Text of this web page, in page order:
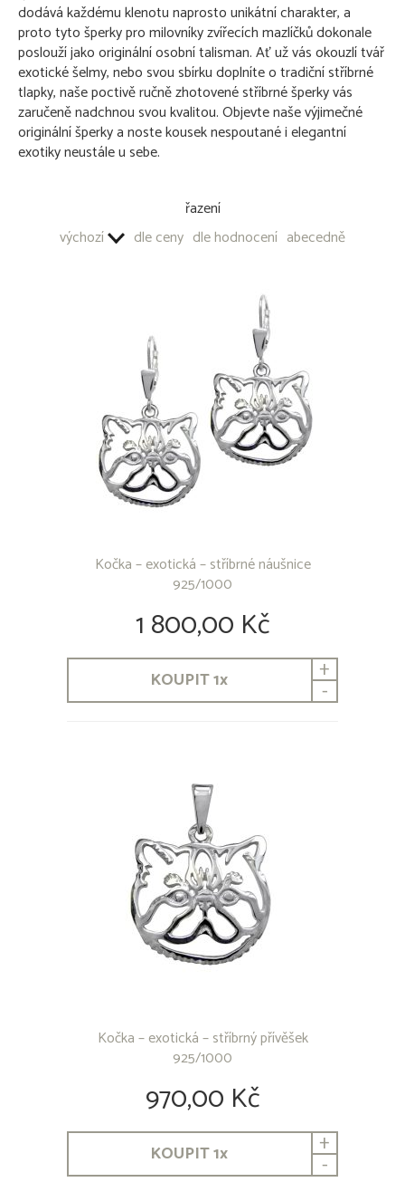
Kočka divoká
Kočka domácí
Kočka exotická
Kočka habešská
Mainská mývalí
Sphynx
Sphynx II
Kočky - stříbrný šperk 925/1000 - s kameny
Volně žijící zvířata - stříbrný šperk 925/1000
OSTATNÍ PRODUKTY
dodává každému klenotu naprosto unikátní charakter, a
proto tyto šperky pro milovníky zvířecích mazlíčků dokonale
poslouží jako originální osobní talisman. Ať už vás okouzlí tvář
exotické šelmy, nebo svou sbírku doplníte o tradiční stříbrné
tlapky, naše poctivě ručně zhotovené stříbrné šperky vás
zaručeně nadchnou svou kvalitou. Objevte naše výjimečné
originální šperky a noste kousek nespoutané i elegantní
exotiky neustále u sebe.
řazení
výchozí
dle ceny dle hodnocení abecedně
Kočka – exotická – stříbrné náušnice
925/1000
1 800,00 Kč
KOUPIT1x +
-
Kočka – exotická – stříbrný přívěšek
925/1000
970,00 Kč
KOUPIT1x +
-